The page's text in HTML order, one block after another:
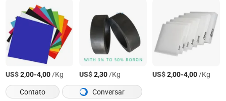
US$2,00-4,00/Kg US$2,30/Kg US$2,00-4,00/Kg
Contato
Conversar